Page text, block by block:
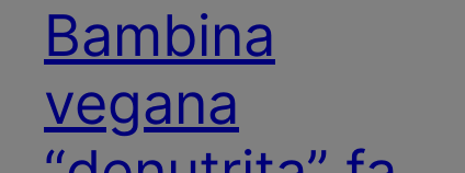
Bambina
vegana